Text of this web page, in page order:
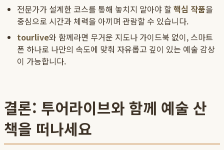
전문가가 설계한 코스를 통해 놓치지 말아야 할핵심 작품을
중심으로 시간과 체력을 아끼며 관람할 수 있습니다.
tourlive와 함께라면 무거운 지도나 가이드북 없이, 스마트
폰 하나로 나만의 속도에 맞춰 자유롭고 깊이 있는 예술 감상
이 가능합니다.
결론: 투어라이브와 함께 예술 산
책을 떠나세요